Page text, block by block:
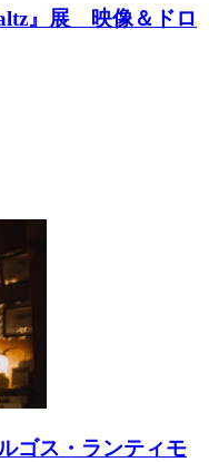
』展 映像＆ドロ
ゴス・ランティモ